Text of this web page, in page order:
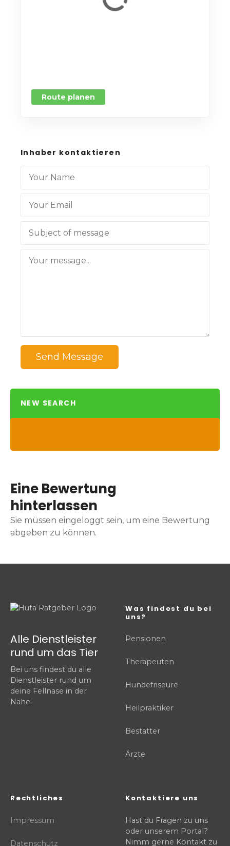
Route planen
Inhaber kontaktieren
Send Message
NEW SEARCH
Eine Bewertung
hinterlassen
Sie müssen eingeloggt sein, um eine Bewertung
abgeben zu können.
Alle Dienstleister
rund um das Tier
Bei uns findest du alle
Dienstleister rund um
deine Fellnase in der
Nähe.
Was findest du bei
uns?
Pensionen
Therapeuten
Hundefriseure
Heilpraktiker
Bestatter
Ärzte
Rechtliches
Impressum
Datenschutz
Kontaktiere uns
Hast du Fragen zu uns
oder unserem Portal?
Nimm gerne Kontakt zu